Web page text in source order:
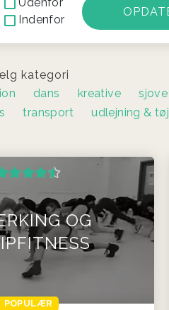
Indenfor
kategori
dans kreative sjove
transport udlejning & tøj
POPULÆR
OG